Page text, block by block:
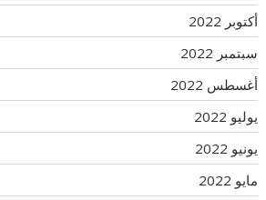
أكتوبر 2022
سبتمبر 2022
أغسطس 2022
يوليو 2022
يونيو 2022
مايو 2022